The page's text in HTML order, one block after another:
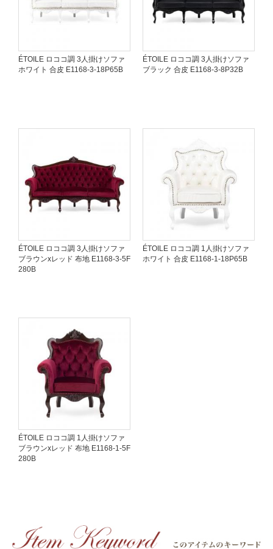
ÉTOILE ロココ調 3人掛けソファ
ホワイト 合皮 E1168-3-18P65B
ÉTOILE ロココ調 3人掛けソファ
ブラック 合皮 E1168-3-8P32B
ÉTOILE ロココ調 3人掛けソファ
ブラウンxレッド 布地 E1168-3-5F
280B
ÉTOILE ロココ調 1人掛けソファ
ホワイト 合皮 E1168-1-18P65B
ÉTOILE ロココ調 1人掛けソファ
ブラウンxレッド 布地 E1168-1-5F
280B